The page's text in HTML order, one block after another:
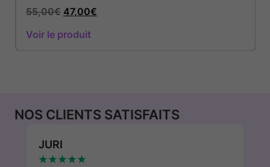
55,00€ 47,00€
Voir le produit
NOS CLIENTS SATISFAITS
JURI
★★★★★